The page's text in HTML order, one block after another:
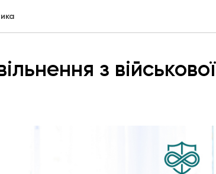
з військової